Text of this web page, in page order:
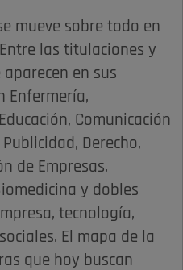
mueve sobre todo en
las titulaciones y
en sus
Enfermería,
Comunicación
Derecho,
de Empresas,
y dobles
tecnología,
El mapa de la
que hoy buscan